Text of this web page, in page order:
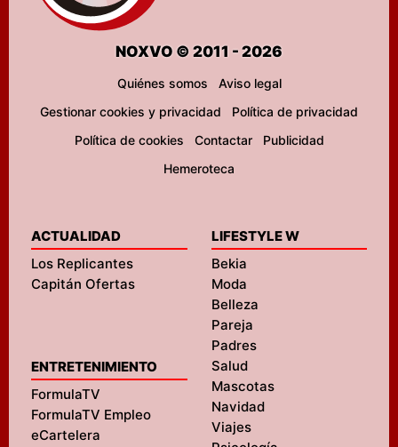
NOXVO © 2011 - 2026
Quiénes somos
Aviso legal
Gestionar cookies y privacidad
Política de privacidad
Política de cookies
Contactar
Publicidad
Hemeroteca
ACTUALIDAD
Los Replicantes
Capitán Ofertas
ENTRETENIMIENTO
FormulaTV
FormulaTV Empleo
eCartelera
LIFESTYLE W
Bekia
Moda
Belleza
Pareja
Padres
Salud
Mascotas
Navidad
Viajes